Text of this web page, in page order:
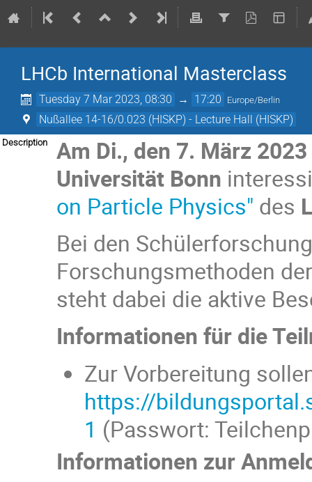
LHCb International Masterclass
Tuesday 7 Mar 2023, 08:30 → 17:20 Europe/Berlin
Nußallee 14-16/0.023 (HISKP) - Lecture Hall (HISKP)
Description Am Di., den 7. März 2023
Universität Bonn
on Particle Physics" des
Bei den
Forschungsmethoden
steht dabei die aktive
Informationen für die
Zur Vorbereitung
https://
1 (Passwort:
Informationen zur